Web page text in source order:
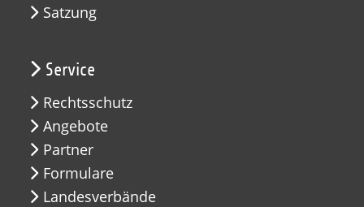
Satzung
Service
Rechtsschutz
Angebote
Partner
Formulare
Landesverbände